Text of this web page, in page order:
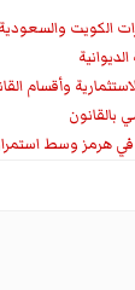
الكويت والسعودية
وأقسام
هرمز وسط